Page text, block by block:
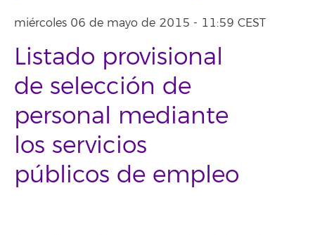
miércoles 06 de mayo de 2015 - 11:59 CEST
Listado provisional
de selección de
personal mediante
los servicios
públicos de empleo